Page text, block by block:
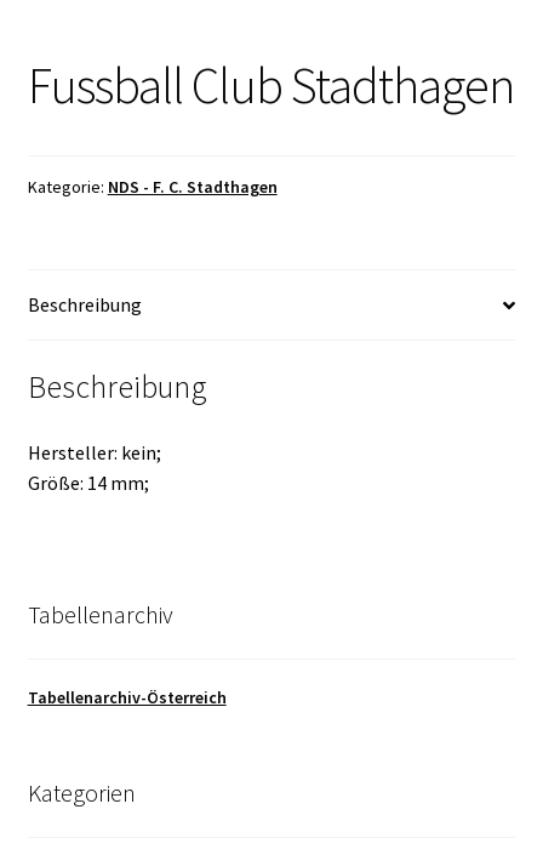
Fussball Club Stadthagen
Kategorie: NDS - F. C. Stadthagen
Beschreibung
Beschreibung
Hersteller: kein;
Größe: 14 mm;
Tabellenarchiv
Tabellenarchiv-Österreich
Kategorien